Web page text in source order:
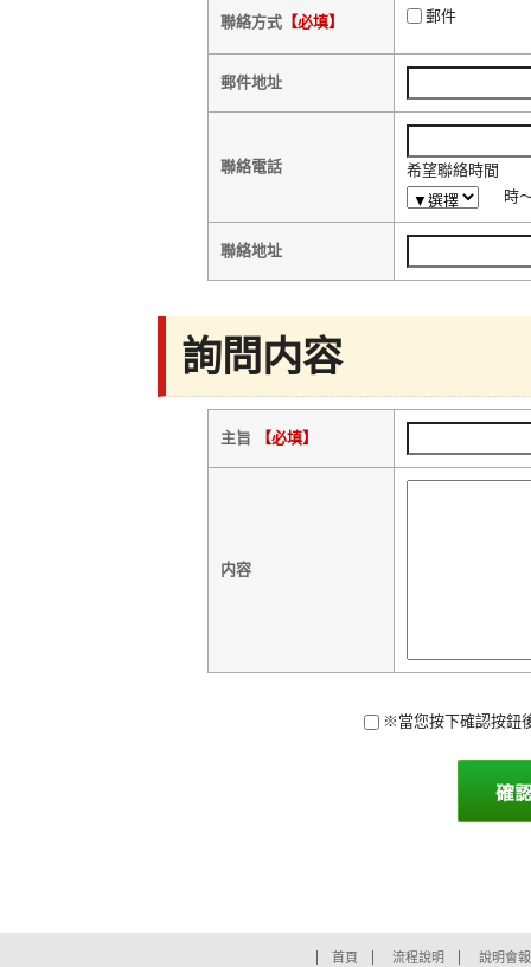
聯絡方式 【必填】 郵件
郵件地址
聯絡電話
希望聯絡時間
時
聯絡地址
詢問内容
主旨 【必填】
内容
※當您按下確認按鈕
首頁 流程說明 說明會